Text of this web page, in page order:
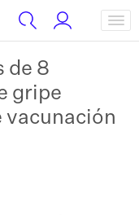
de 8
gripe
vacunación